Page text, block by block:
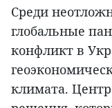
Среди
глобальные
конфликт в
климата.